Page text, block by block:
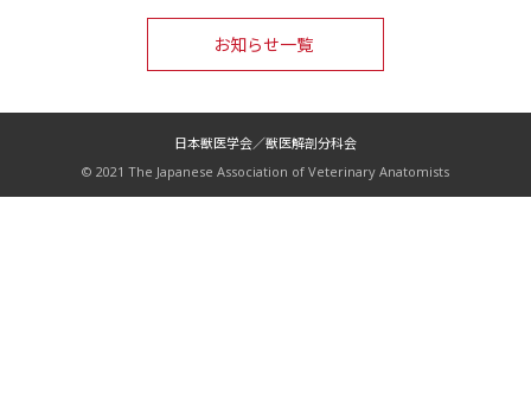
お知らせ一覧
日本獣医学会／獣医解剖分科会
© 2021 The Japanese Association of Veterinary Anatomists